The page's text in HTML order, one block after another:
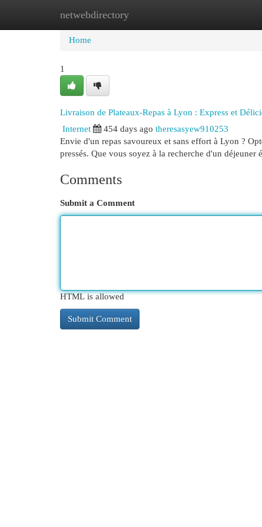
netwebdirectory
Home New Site Listings
Home
1
Livraison de Plateaux-Repas à Lyon : Express et
Internet
454 days ago theresasyew910253
Envie d'un repas savoureux et sans effort à Lyon ?
pressés. Que vous soyez à la recherche d'un déjeuner
Comments
Submit a Comment
HTML is allowed